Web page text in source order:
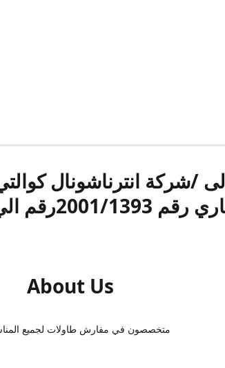
/شركة انترناشونال
2001/1393رقم الي 17439546
About Us
متخصصون في مفارش طاولات لجميع